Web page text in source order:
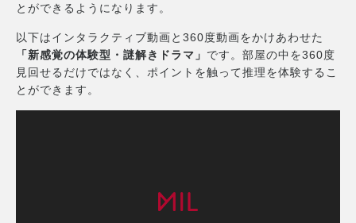
とができるようになります。
以下はインタラクティブ動画と360度動画をかけあわせた
「新感覚の体験型・謎解きドラマ」 です。部屋の中を360度
見回せるだけではなく、ポイントを触って推理を体験するこ
とができます。